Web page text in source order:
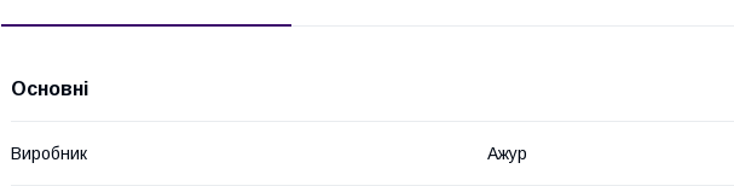
Основні
Виробник Ажур